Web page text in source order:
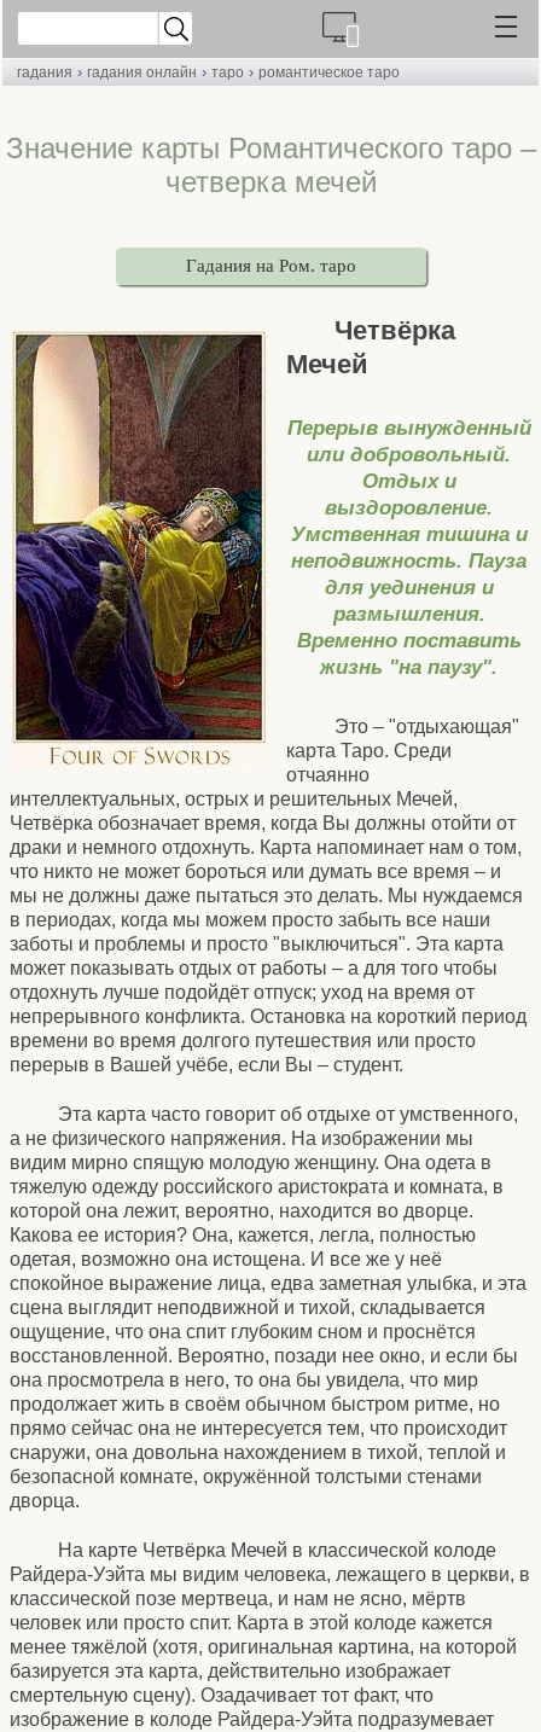
гадания › гадания онлайн › таро › романтическое таро
Значение карты Романтического таро –
четверка мечей
Гадания на Ром. таро
Четвёрка
Мечей
Перерыв вынужденный
или добровольный.
Отдых и
выздоровление.
Умственная тишина и
неподвижность. Пауза
для уединения и
размышления.
Временно поставить
жизнь "на паузу".
Это – "отдыхающая"
карта Таро. Среди
отчаянно
интеллектуальных, острых и решительных Мечей,
Четвёрка обозначает время, когда Вы должны отойти от
драки и немного отдохнуть. Карта напоминает нам о том,
что никто не может бороться или думать все время – и
мы не должны даже пытаться это делать. Мы нуждаемся
в периодах, когда мы можем просто забыть все наши
заботы и проблемы и просто "выключиться". Эта карта
может показывать отдых от работы – а для того чтобы
отдохнуть лучше подойдёт отпуск; уход на время от
непрерывного конфликта. Остановка на короткий период
времени во время долгого путешествия или просто
перерыв в Вашей учёбе, если Вы – студент.
Эта карта часто говорит об отдыхе от умственного,
а не физического напряжения. На изображении мы
видим мирно спящую молодую женщину. Она одета в
тяжелую одежду российского аристократа и комната, в
которой она лежит, вероятно, находится во дворце.
Какова ее история? Она, кажется, легла, полностью
одетая, возможно она истощена. И все же у неё
спокойное выражение лица, едва заметная улыбка, и эта
сцена выглядит неподвижной и тихой, складывается
ощущение, что она спит глубоким сном и проснётся
восстановленной. Вероятно, позади нее окно, и если бы
она просмотрела в него, то она бы увидела, что мир
продолжает жить в своём обычном быстром ритме, но
прямо сейчас она не интересуется тем, что происходит
снаружи, она довольна нахождением в тихой, теплой и
безопасной комнате, окружённой толстыми стенами
дворца.
На карте Четвёрка Мечей в классической колоде
Райдера-Уэйта мы видим человека, лежащего в церкви, в
классической позе мертвеца, и нам не ясно, мёртв
человек или просто спит. Карта в этой колоде кажется
менее тяжёлой (хотя, оригинальная картина, на которой
базируется эта карта, действительно изображает
смертельную сцену). Озадачивает тот факт, что
изображение в колоде Райдера-Уэйта подразумевает